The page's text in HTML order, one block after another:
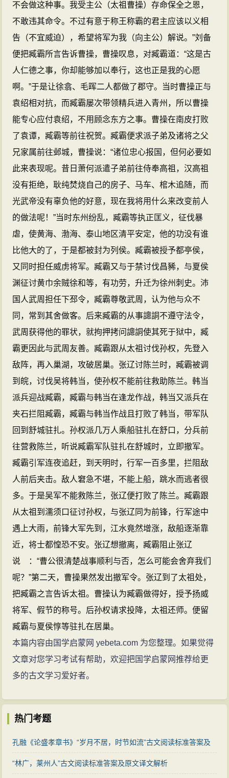
不会做这种事。我受主公（太祖曹操）存命保全之恩，
不敢违其命令。不过有意于称王称霸的君主应该以义相
告（不宜威迫），希望将军为我（向主公）解说。”刘备
便把臧霸所言告诉曹操，曹操叹息，对臧霸道：“这是古
人仁德之事，你却能够加以奉行，这也正是我的心愿
啊。”于是让徐翕、毛晖二人都做了郡守。当时曹操正与
袁绍相对抗，而臧霸屡次带领精兵进入青州，所以曹操
能专心应付袁绍，不用顾念东方之事。曹操在南皮打败
了袁谭，臧霸等前往祝贺。臧霸便求派子弟及诸将之父
兄家属前往邺城，曹操说：“诸位忠心报国，但何必要如
此来表现呢。昔日萧何派遣子弟前往侍奉高祖，汉高祖
没有拒绝，耿纯焚烧自己的房子、马车、棺木追随，而
光武帝没有辜负他的好意，现在我将用什么来改变前人
的做法呢！”当时东州纷乱，臧霸等执正匡义，征伐暴
虐，使黄海、渤海、泰山地区清平安定，他的功没有谁
比他大的了，于是都被封为列侯。臧霸被授予都亭侯，
又同时担任威虏将军。臧霸又与于禁讨伐昌豨，与夏侯
渊征讨黄巾余贼徐和等，有功劳，升迁为徐州刺史。沛
国人武周担任下邳令，臧霸尊敬武周，认为他与众不
同，常到其舍做客。后来臧霸的从事謥詷不遵守法令，
武周获得他的罪状，就拘押拷问謥詷使其死于狱中，臧
霸更因此与武周友善。臧霸跟从太祖讨伐孙权，先登入
敌阵，再入巢湖，攻破居巢。张辽讨陈兰时，臧霸被调
到皖，讨伐吴将韩当，使孙权不能前往救助陈兰。韩当
派兵迎战臧霸，臧霸与韩当在逢龙作战，韩当又派兵在
夹石拦阻臧霸，臧霸与韩当作战且打败了韩当，带军队
回到舒城驻扎。孙权派几万人乘船驻扎在舒口，分兵前
往营救陈兰，听说臧霸军队驻扎在舒城时，立即撤军。
臧霸引军连夜追赶，到天明时，行军一百多里，拦阻敌
人前后夹击。敌人窘急不堪，不能上船，跳水而逃者很
多。于是吴军不能救陈兰，张辽便打败了陈兰。臧霸跟
从太祖到濡须口征讨孙权，与张辽同为前锋，行军途中
遇上大雨，前锋大军先到，江水竟然增涨，敌船逐渐靠
近，将士都惶恐不安。张辽想撤离，臧霸阻止张辽
说 ：“曹公很清楚战事顺利与否，怎么可能会舍弃我们
呢？”第二天，曹操果然发出撤军令。张辽到了太祖处，
把臧霸之言告诉太祖。曹操认为臧霸做得好，授予扬威
将军、假节的称号。后孙权请求投降，太祖还师。便留
臧霸与夏侯惇等驻扎在居巢。
本篇内容由国学启蒙网 yebeta.com 为您整理。如果觉得
文章对您学习考试有帮助，欢迎把国学启蒙网推荐给更
多的古文学习爱好者。
热门考题
孔融《论盛孝章书》“岁月不居，时节如流”古文阅读标准答案及
原文译文解析
“林广，莱州人”古文阅读标准答案及原文译文解析